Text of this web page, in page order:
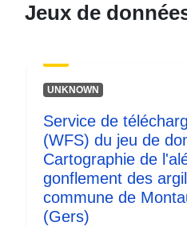
Type:
Jeux de
UNKNOWN
Service de
(WFS) du jeu de
Cartographie de
gonflement des
commune de
(Gers)